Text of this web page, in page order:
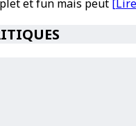
et fun mais peut